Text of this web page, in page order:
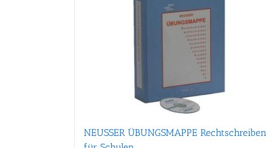
NEUSSER ÜBUNGS­MAPPE Rechtschreiben